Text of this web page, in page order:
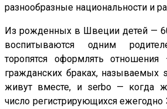
разнообразные национальности и
Из рожденных в Швеции детей —
воспитываются одним
торопятся оформлять
гражданских браках, называемых
живут вместе, и serbo — когда
число регистрирующихся ежегодно